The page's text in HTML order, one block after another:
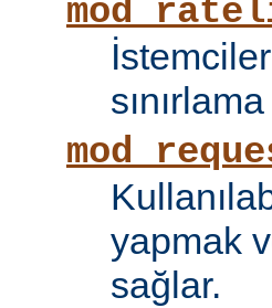
yapmak
sağlar.